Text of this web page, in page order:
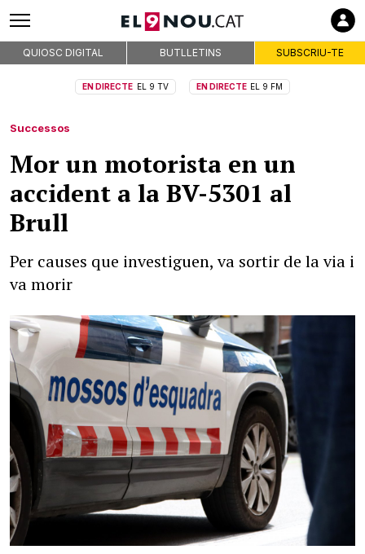
QUIOSC DIGITAL BUTLLETINS SUBSCRIU-TE
EN DIRECTE EL 9 TV EN DIRECTE EL 9 FM
Successos
Mor un motorista en un
accident a la BV-5301 al
Brull
Per causes que investiguen, va sortir de la via i
va morir